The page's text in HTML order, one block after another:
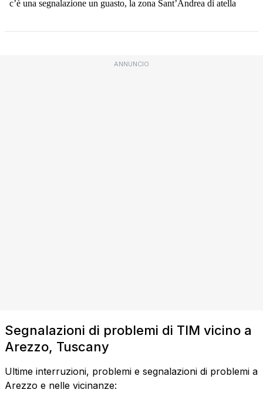
ANNUNCIO
Segnalazioni di problemi di TIM vicino a
Arezzo, Tuscany
Ultime interruzioni, problemi e segnalazioni di problemi a
Arezzo e nelle vicinanze: